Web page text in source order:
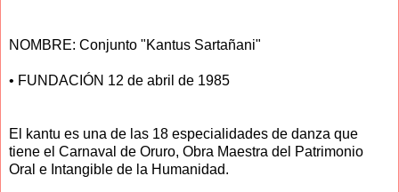
NOMBRE: Conjunto "Kantus Sartañani"
• FUNDACIÓN 12 de abril de 1985
El kantu es una de las 18 especialidades de danza que
tiene el Carnaval de Oruro, Obra Maestra del Patrimonio
Oral e Intangible de la Humanidad.